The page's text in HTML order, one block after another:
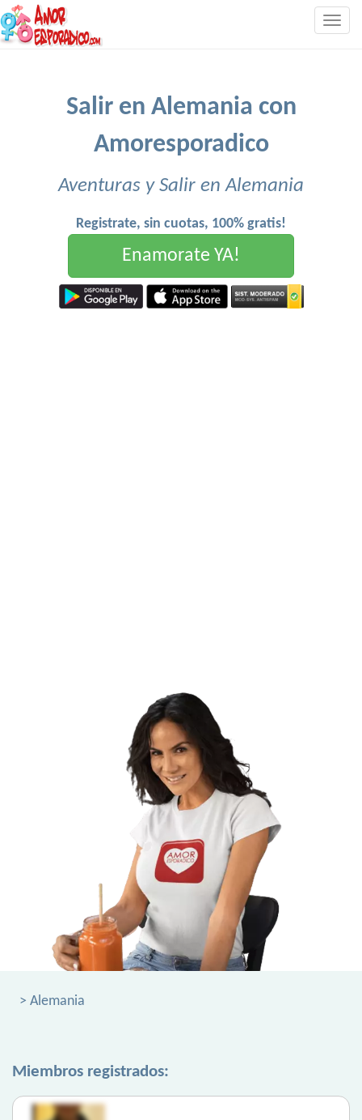
Salir en Alemania con
Amoresporadico
Aventuras y Salir en Alemania
Registrate, sin cuotas, 100% gratis!
Enamorate YA!
> Alemania
Miembros registrados: